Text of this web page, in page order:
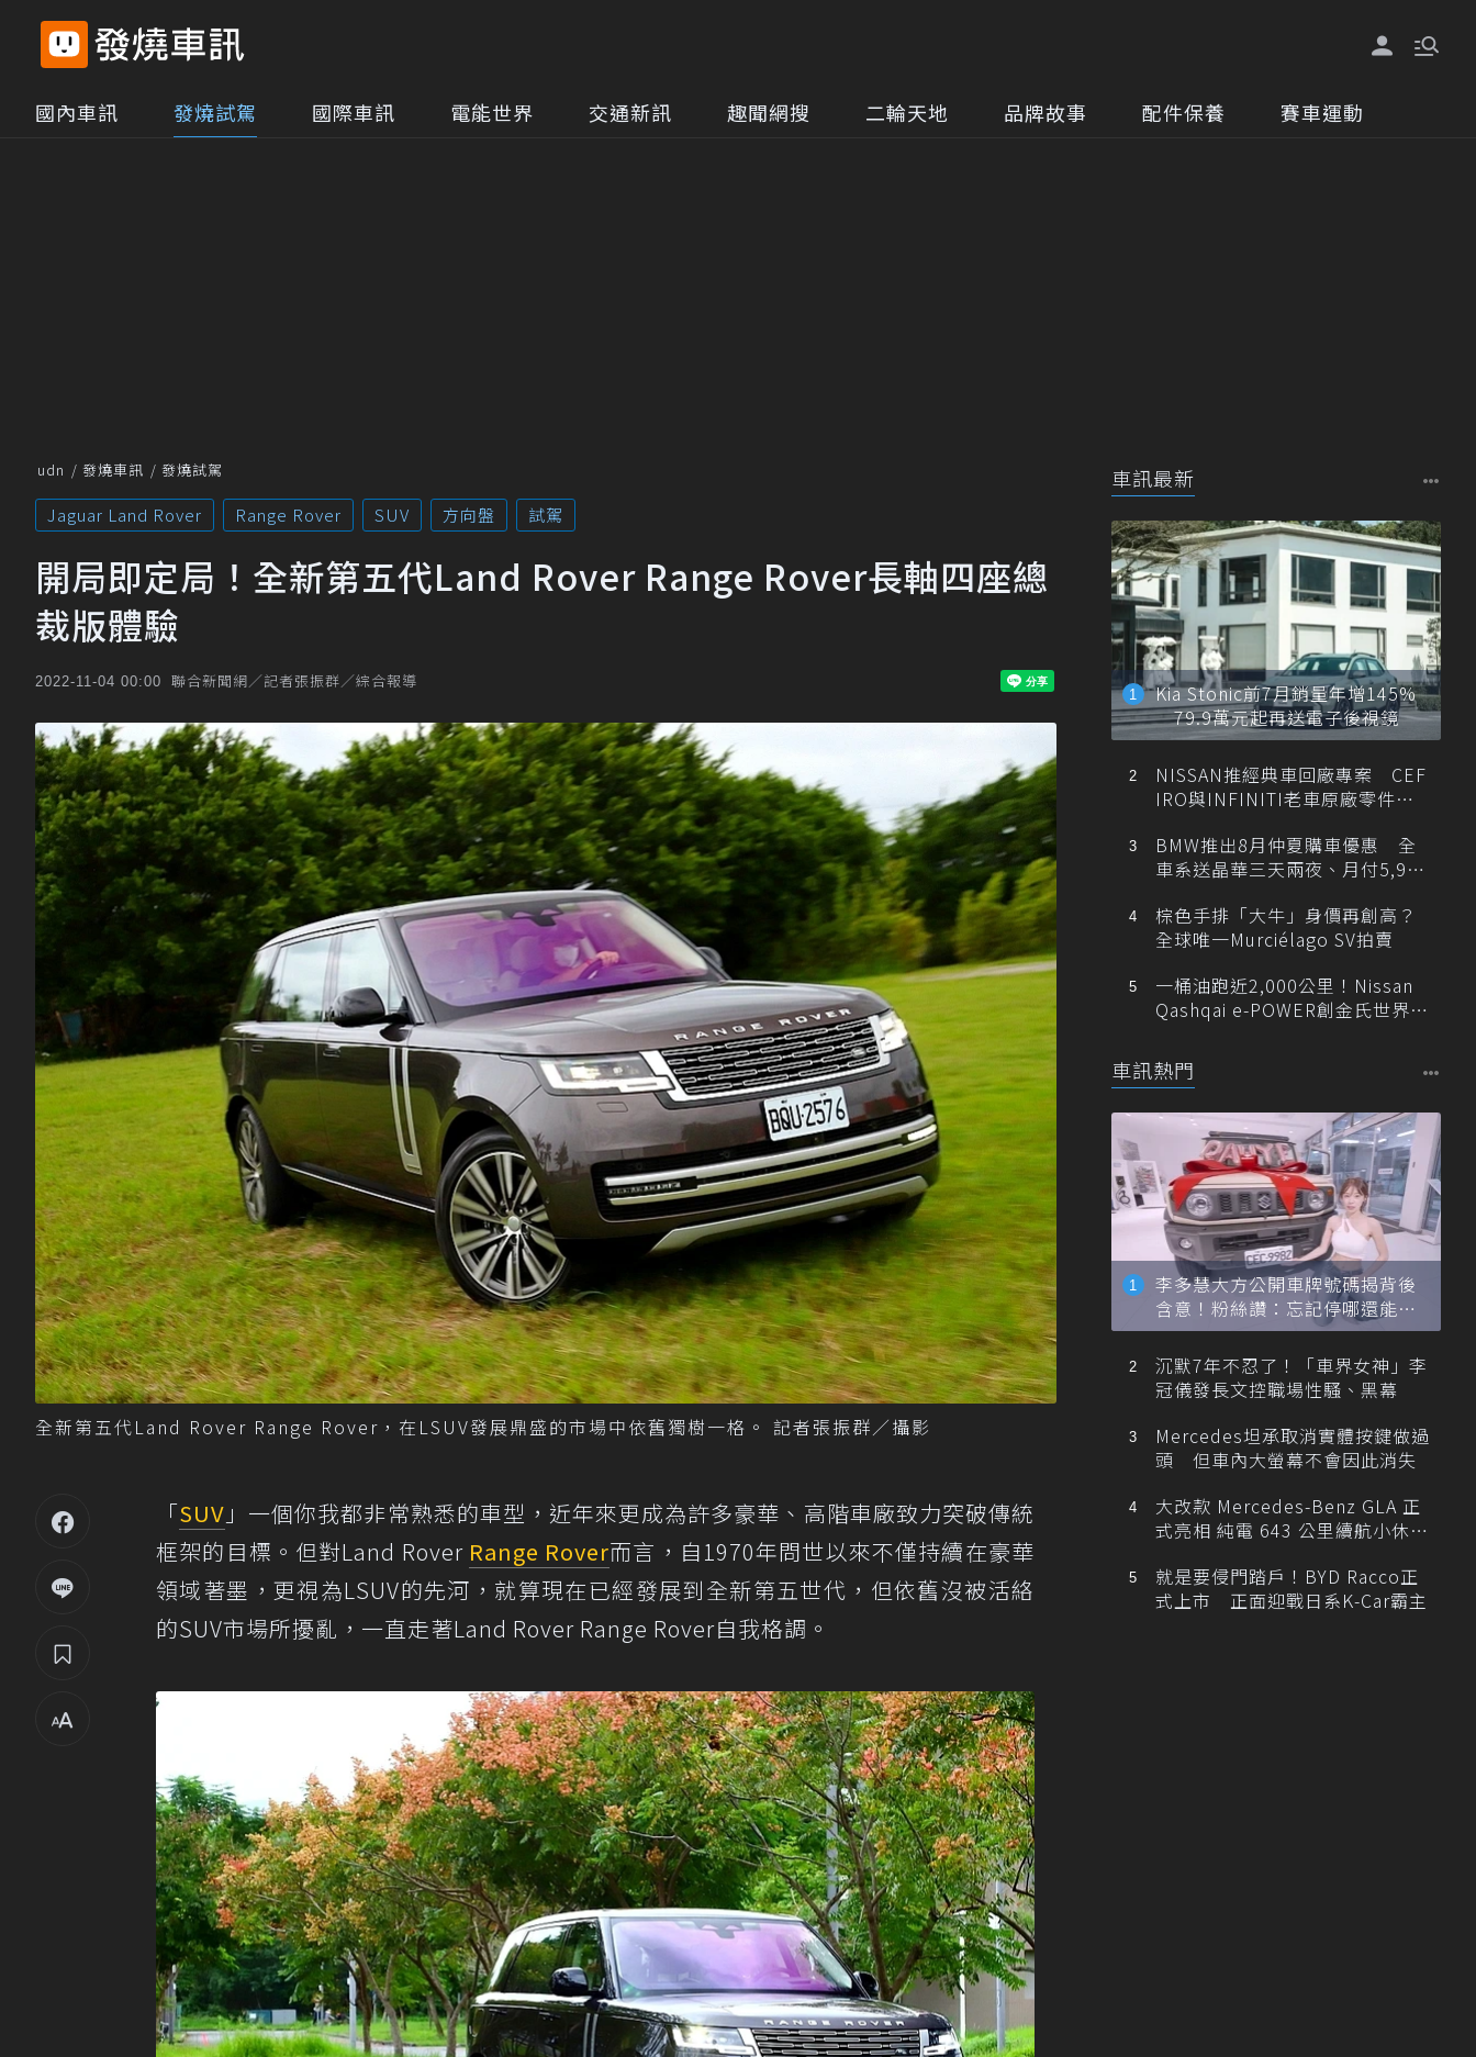
國內車訊 發燒試駕 國際車訊 電能世界 交通新訊 趣聞網搜 二輪天地 品牌故事 配件保養 賽車運動
udn 發燒車訊 發燒試駕
Jaguar Land Rover Range Rover SUV 方向盤 試駕
開局即定局！全新第五代Land Rover Range Rover長軸四座總
裁版體驗
2022-11-04 00:00 聯合新聞網／記者張振群／綜合報導
全新第五代Land Rover Range Rover，在LSUV發展鼎盛的市場中依舊獨樹一格。 記者張振群／攝影
「SUV 」一個你我都非常熟悉的車型，近年來更成為許多豪華、高階車廠致力突破傳統
框架的目標。但對Land Rover Range Rover而言，自1970年問世以來不僅持續在豪華
領域著墨，更視為LSUV的先河，就算現在已經發展到全新第五世代，但依舊沒被活絡
的SUV市場所擾亂，一直走著Land Rover Range Rover自我格調。
車訊最新
Kia Stonic前7月銷量年增145%
79.9萬元起再送電子後視鏡
NISSAN推經典車回廠專案 CEF
IRO與INFINITI老車原廠零件最
BMW推出8月仲夏購車優惠 全
車系送晶華三天兩夜、月付5,900
棕色手排「大牛」身價再創高？
全球唯一Murciélago SV拍賣
一桶油跑近2,000公里！Nissan
Qashqai e-POWER創金氏世界紀
車訊熱門
李多慧大方公開車牌號碼揭背後
含意！粉絲讚：忘記停哪還能幫
忙找車
沉默7年不忍了！「車界女神」李
冠儀發長文控職場性騷、黑幕
Mercedes坦承取消實體按鍵做過
頭 但車內大螢幕不會因此消失
大改款 Mercedes-Benz GLA 正
式亮相 純電 643 公里續航小休
就是要侵門踏戶！BYD Racco正
式上市 正面迎戰日系K-Car霸主